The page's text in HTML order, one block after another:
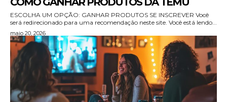
ESCOLHA UM OPÇÃO: GANHAR PRODUTOS SE INSCREVER Você
será redirecionado para uma recomendação neste site. Você está lendo...
maio 20, 2026